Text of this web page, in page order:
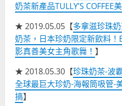
奶茶新產品TULLY’S COFFEE
★ 2019.05.05【多拿滋珍珠
奶茶，日本珍奶限定新飲料！
影真善美女主角歌舞！ 】
★ 2018.05.30【珍珠奶茶-波
全球最巨大珍奶-海報筒吸管-
搞】